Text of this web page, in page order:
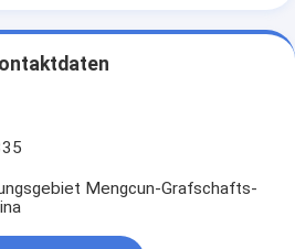
Mengcun-Grafschafts-